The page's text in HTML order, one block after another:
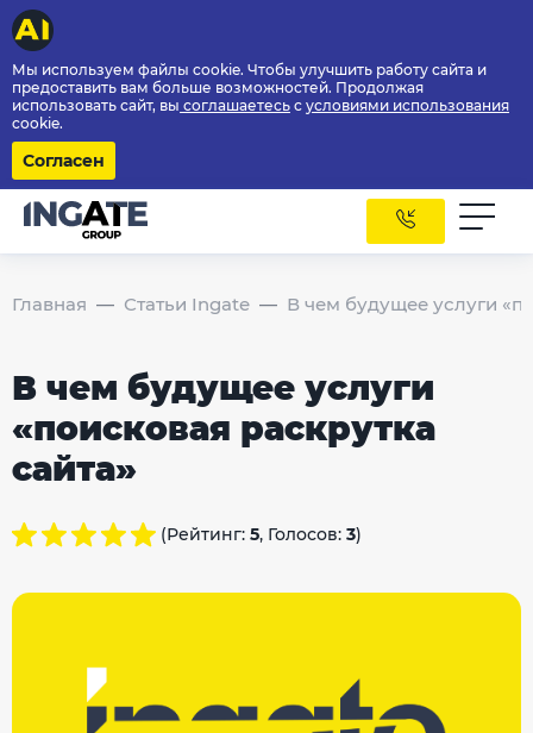
Мы используем файлы cookie. Чтобы улучшить работу сайта и
предоставить вам больше возможностей. Продолжая
использовать сайт, вы соглашаетесь с условиями использования
cookie.
Согласен
Главная Статьи Ingate В чем будущее услуги
В чем будущее услуги
«поисковая раскрутка
сайта»
(Рейтинг: 5, Голосов: 3)